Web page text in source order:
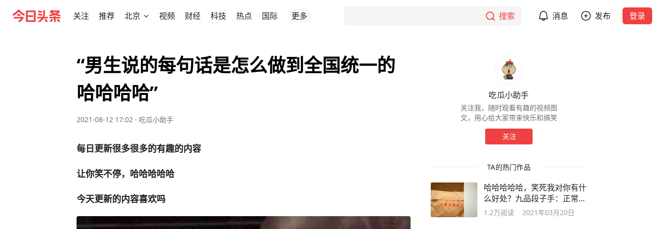
关注 推荐 北京 视频 财经 科技 热点 国际 更多 搜索 消息 发布 登录
“男生说的每句话是怎么做到全国统一的
哈哈哈哈”
2021-08-12 17:02 · 吃瓜小助手
每日更新很多很多的有趣的内容
让你笑不停，哈哈哈哈哈
今天更新的内容喜欢吗
吃瓜小助手
关注我，随时观看有趣的视频图
文，用心给大家带来快乐和搞笑
关注
TA的热门作品
哈哈哈哈哈，笑死我对你有什
么好处？九品段子手：正常发
挥
1.2万阅读 2021年03月20日